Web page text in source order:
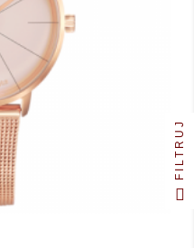
FILTRUJ